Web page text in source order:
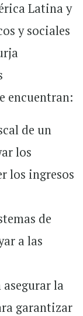
Latina y
y sociales
encuentran:
de un
los
los ingresos
de
a las
asegurar la
garantizar